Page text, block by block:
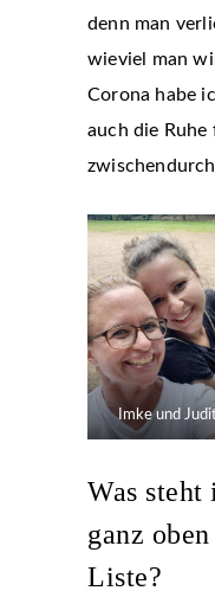
denn man
wieviel man
Corona habe
auch die
Imke und
Was
ganz
Liste?